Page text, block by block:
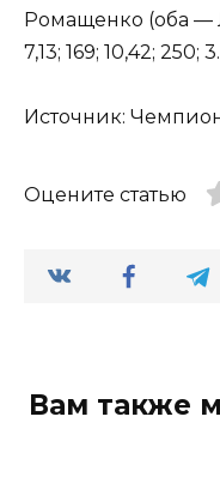
Ромащенко (оба —
7,13; 169; 10,42; 250;
Источник:
Оцените статью
Вам также